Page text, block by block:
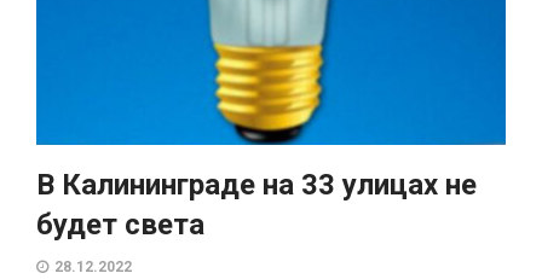
В Калининграде на 33 улицах не
будет света
28.12.2022